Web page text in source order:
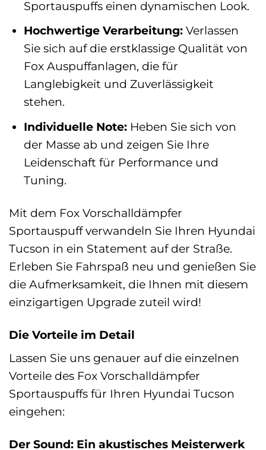
Sportauspuffs einen dynamischen Look.
Hochwertige Verarbeitung:Verlassen
Sie sich auf die erstklassige Qualität von
Fox Auspuffanlagen, die für
Langlebigkeit und Zuverlässigkeit
stehen.
Individuelle Note:Heben Sie sich von
der Masse ab und zeigen Sie Ihre
Leidenschaft für Performance und
Tuning.
Mit dem Fox Vorschalldämpfer
Sportauspuff verwandeln Sie Ihren Hyundai
Tucson in ein Statement auf der Straße.
Erleben Sie Fahrspaß neu und genießen Sie
die Aufmerksamkeit, die Ihnen mit diesem
einzigartigen Upgrade zuteil wird!
Die Vorteile im Detail
Lassen Sie uns genauer auf die einzelnen
Vorteile des Fox Vorschalldämpfer
Sportauspuffs für Ihren Hyundai Tucson
eingehen:
Der Sound: Ein akustisches Meisterwerk